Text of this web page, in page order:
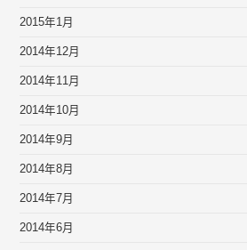
2015年1月
2014年12月
2014年11月
2014年10月
2014年9月
2014年8月
2014年7月
2014年6月